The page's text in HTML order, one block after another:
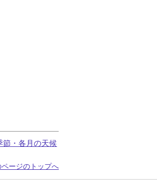
節・各月の天候
ページのトップへ